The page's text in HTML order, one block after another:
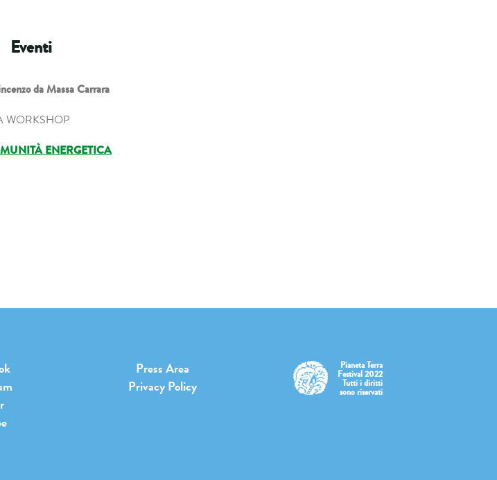
Eventi
da Massa Carrara
WORKSHOP
ENERGETICA
Press Area
Privacy Policy
Pianeta Terra
Festival 2022
Tutti i diritti
sono riservati